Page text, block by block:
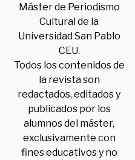
Máster de Periodismo
Cultural de la
Universidad San Pablo
CEU.
Todos los contenidos de
la revista son
redactados, editados y
publicados por los
alumnos del máster,
exclusivamente con
fines educativos y no